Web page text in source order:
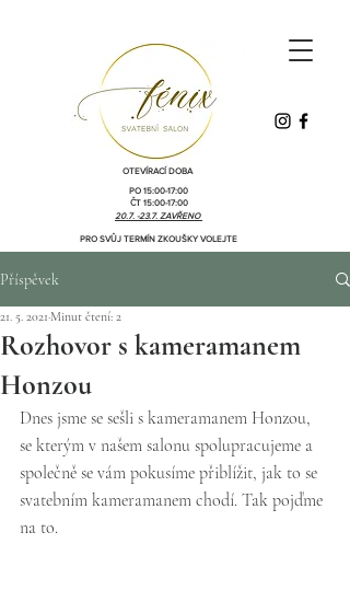
OTEVÍRACÍ DOBA
PO 15:00-17:00
ČT 15:00-17:00
20.7. -23.7. ZAVŘENO
PRO SVŮJ TERMÍN ZKOUŠKY VOLEJTE
Příspěvek
Rozhovor s kameramanem
Honzou
21. 5. 2021 Minut čtení: 2
Dnes jsme se sešli s kameramanem Honzou,
se kterým v našem salonu spolupracujeme a
společně se vám pokusíme přiblížit, jak to se
svatebním kameramanem chodí. Tak pojďme
na to.